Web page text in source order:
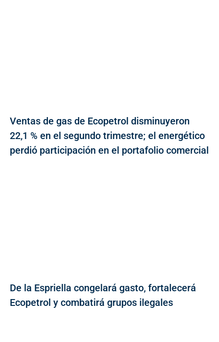
Ventas de gas de Ecopetrol disminuyeron
22,1 % en el segundo trimestre; el energético
perdió participación en el portafolio comercial
De la Espriella congelará gasto, fortalecerá
Ecopetrol y combatirá grupos ilegales